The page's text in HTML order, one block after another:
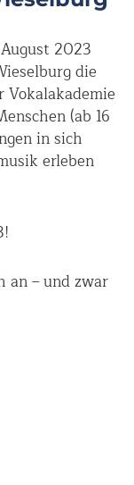
2023
die
Vokalakademie
(ab 16
in sich
erleben
an – und zwar